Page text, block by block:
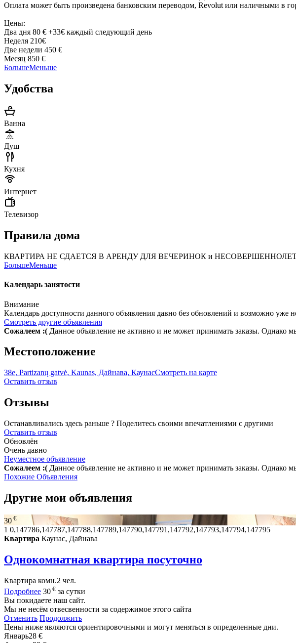
Оплата может быть произведена банковским переводом, Revolut или наличными в
Цены:
Два дня 80 € +33€ каждый следующий день
Hеделя 210€
Две недели 450 €
Mесяц 850 €
БольшеМеньше
Удобства
Ванна
Душ
Кухня
Интернет
Телевизор
Правила дома
КВАРТИРА НЕ СДАЕТСЯ В АРЕНДУ ДЛЯ ВЕЧЕРИНОК и НЕСОВЕРШЕННОЛЕТНИХ.
БольшеМеньше
Календарь занятости
Внимание
Календарь доступности данного объявления давно без обновлений и возможно уже
Смотреть другие объявления
Сожалеем :( Данное объявление не активно и не может принимать заказы.
Местоположение
38e, Partizanų gatvė, Kaunas, Дайнава, КаунасСмотреть на карте
Оставить отзыв
Отзывы
Останавливались здесь раньше ? Поделитесь своими впечатлениями с другими
Оставить отзыв
Обновлён
Очень давно
Неуместное объявление
Сожалеем :( Данное объявление не активно и не может принимать заказы.
Похожие Объявления
Другие мои объявления
30 €
1 0,147786,147787,147788,147789,147790,147791,147792,147793,147794,147795
Квартира Каунас, Дайнава
Однокомнатная квартира посуточно
Квартира комн.2 чел.
Подробнее 30 € за сутки
Вы покидаете наш сайт.
Мы не несём отвесвенности за содержимое этого сайта
Отменить Продолжить
Цены ниже являются ориентировочными и могут меняться в определенные дни.
Январь28 €